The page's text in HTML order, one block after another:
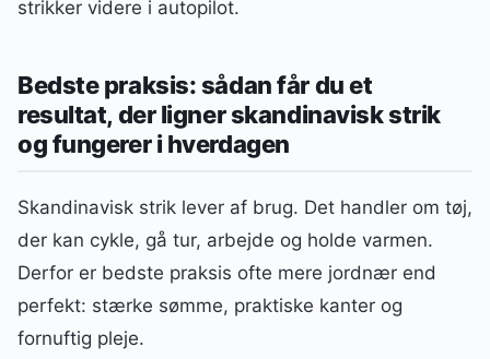
strikker videre i autopilot.
Bedste praksis: sådan får du et
resultat, der ligner skandinavisk strik
og fungerer i hverdagen
Skandinavisk strik lever af brug. Det handler om tøj,
der kan cykle, gå tur, arbejde og holde varmen.
Derfor er bedste praksis ofte mere jordnær end
perfekt: stærke sømme, praktiske kanter og
fornuftig pleje.